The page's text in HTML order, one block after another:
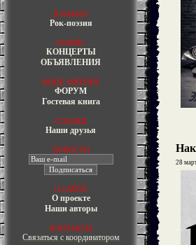
В РИФМУ
Рок-поэзия
СЕРВИС
КОНЦЕРТЫ
ОБЪЯВЛЕНИЯ
ВАШЕ МНЕНИЕ
ФОРУМ
Гостевая книга
ССЫЛКИ
Наши друзья
НОВОСТИ
О САЙТЕ
О проекте
Наши авторы
КОНТАКТЫ
Связаться с координатором
28